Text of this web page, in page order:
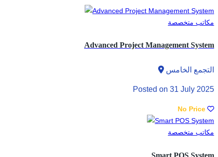
مكاتب متخصصة
Advanced Project Management System
التجمع الخامس
Posted on 31 July 2025
No Price
مكاتب متخصصة